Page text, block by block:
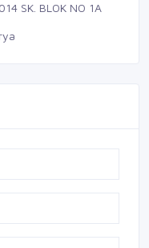
SK. BLOK NO 1A